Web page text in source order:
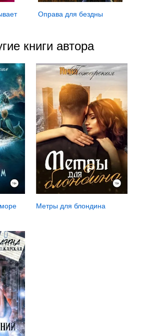
Оправа для бездны
книги автора
Метры для блондина